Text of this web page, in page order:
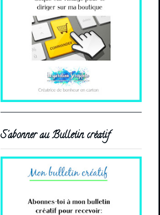
S'abonner au Bulletin créatif